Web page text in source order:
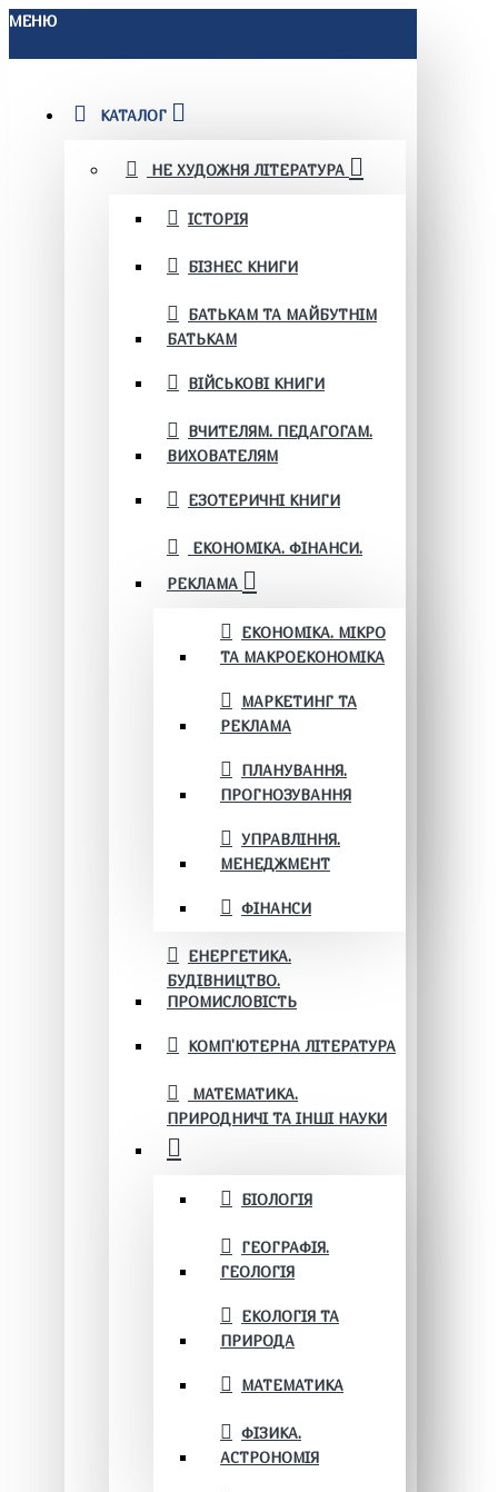
МЕНЮ
КАТАЛОГ
НЕ ХУДОЖНЯ ЛІТЕРАТУРА
ІСТОРІЯ
БІЗНЕС КНИГИ
БАТЬКАМ ТА МАЙБУТНІМ
БАТЬКАМ
ВІЙСЬКОВІ КНИГИ
ВЧИТЕЛЯМ. ПЕДАГОГАМ.
ВИХОВАТЕЛЯМ
ЕЗОТЕРИЧНІ КНИГИ
ЕКОНОМІКА. ФІНАНСИ.
РЕКЛАМА
ЕКОНОМІКА. МІКРО
ТА МАКРОЕКОНОМІКА
МАРКЕТИНГ ТА
РЕКЛАМА
ПЛАНУВАННЯ.
ПРОГНОЗУВАННЯ
УПРАВЛІННЯ.
МЕНЕДЖМЕНТ
ФІНАНСИ
ЕНЕРГЕТИКА.
БУДІВНИЦТВО.
ПРОМИСЛОВІСТЬ
КОМП'ЮТЕРНА ЛІТЕРАТУРА
МАТЕМАТИКА.
ПРИРОДНИЧІ ТА ІНШІ НАУКИ
БІОЛОГІЯ
ГЕОГРАФІЯ.
ГЕОЛОГІЯ
ЕКОЛОГІЯ ТА
ПРИРОДА
МАТЕМАТИКА
ФІЗИКА.
АСТРОНОМІЯ